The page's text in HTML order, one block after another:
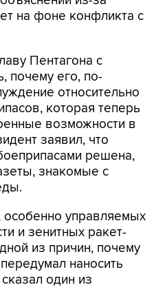
на фоне конфликта с
Пентагона с
почему его, по-
относительно
которая теперь
возможности в
заявил, что
решена,
знакомые с
особенно управляемых
и зенитных ракет-
из причин, почему
наносить
один из